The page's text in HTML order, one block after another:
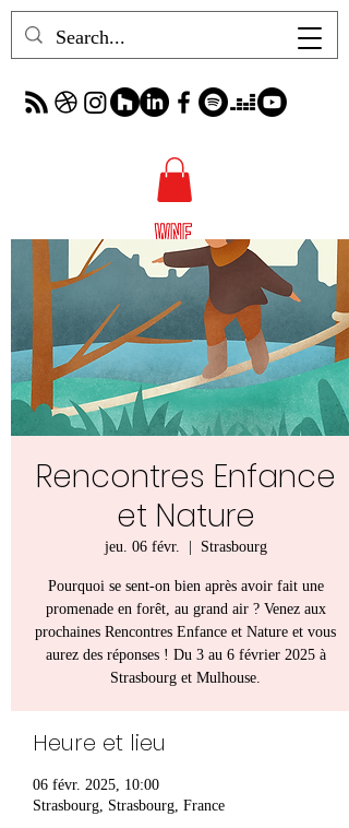
Rencontres Enfance
et Nature
jeu. 06 févr.
  |
Strasbourg
Pourquoi se sent-on bien après avoir fait une
promenade en forêt, au grand air ? Venez aux
prochaines Rencontres Enfance et Nature et vous
aurez des réponses ! Du 3 au 6 février 2025 à
Strasbourg et Mulhouse.
Heure et lieu
06 févr. 2025, 10:00
Strasbourg, Strasbourg, France